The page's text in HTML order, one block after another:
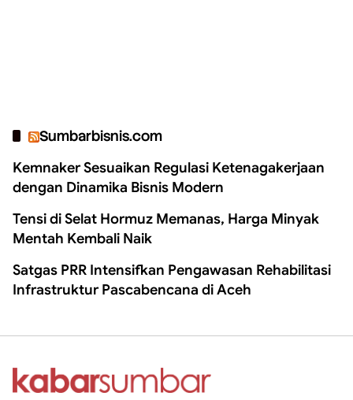
Sumbarbisnis.com
Kemnaker Sesuaikan Regulasi Ketenagakerjaan
dengan Dinamika Bisnis Modern
Tensi di Selat Hormuz Memanas, Harga Minyak
Mentah Kembali Naik
Satgas PRR Intensifkan Pengawasan Rehabilitasi
Infrastruktur Pascabencana di Aceh